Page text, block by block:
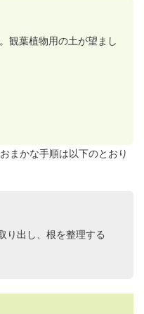
観葉植物用の土が望まし
まかな手順は以下のとおり
り出し、根を整理する